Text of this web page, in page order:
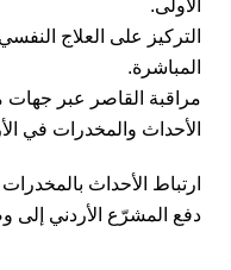
الأولى.
التركيز على العلاج
المباشرة.
مراقبة القاصر عبر
الأحداث والمخدرات في
ارتباط الأحداث بالمخدرات
دفع المشرّع الأردني إلى